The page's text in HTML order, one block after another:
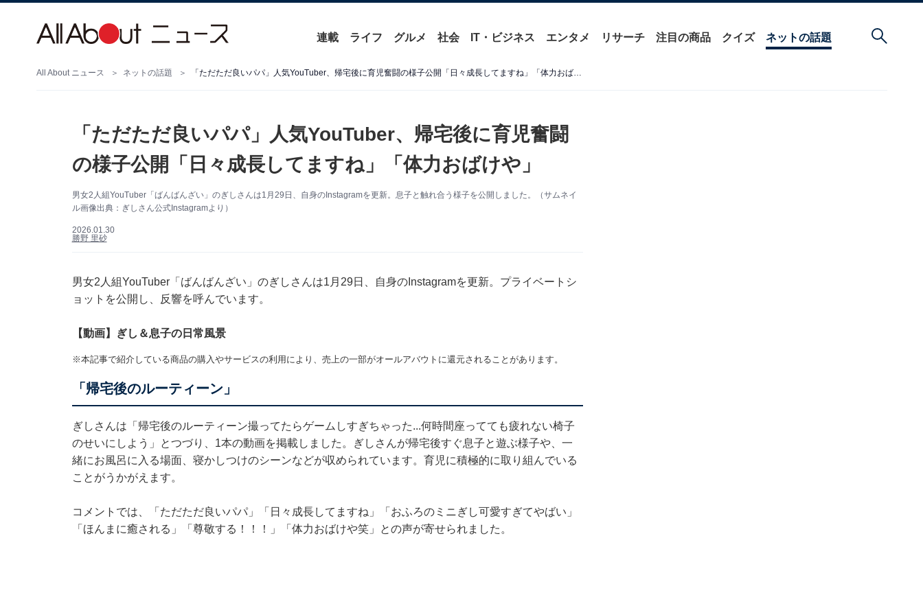
連載 ライフ グルメ 社会 IT・ビジネス エンタメ リサーチ 注目の商品 クイズ ネットの話題
All About ニュース ネットの話題 「ただただ良いパパ」人気YouTuber、帰宅後に育児奮闘の様子公開「日々成長してますね」「体力おばけや」
「ただただ良いパパ」人気YouTuber、帰宅後に育児奮闘
の様子公開「日々成長してますね」「体力おばけや」
男女2人組YouTuber「ばんばんざい」のぎしさんは1月29日、自身のInstagramを更新。息子と触れ合う様子を公開しました。（サムネイ
ル画像出典：ぎしさん公式Instagramより）
2026.01.30
勝野 里砂
男女2人組YouTuber「ばんばんざい」のぎしさんは1月29日、自身のInstagramを更新。プライベートシ
ョットを公開し、反響を呼んでいます。
【動画】ぎし＆息子の日常風景
※本記事で紹介している商品の購入やサービスの利用により、売上の一部がオールアバウトに還元されることがあります。
「帰宅後のルーティーン」
ぎしさんは「帰宅後のルーティーン撮ってたらゲームしすぎちゃった...何時間座ってても疲れない椅子
のせいにしよう」とつづり、1本の動画を掲載しました。ぎしさんが帰宅後すぐ息子と遊ぶ様子や、一
緒にお風呂に入る場面、寝かしつけのシーンなどが収められています。育児に積極的に取り組んでいる
ことがうかがえます。
コメントでは、「ただただ良いパパ」「日々成長してますね」「おふろのミニぎし可愛すぎてやばい」
「ほんまに癒される」「尊敬する！！！」「体力おばけや笑」との声が寄せられました。